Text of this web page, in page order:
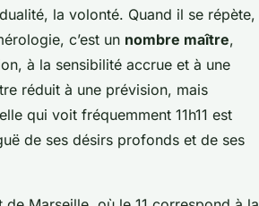
la volonté. Quand il se répète,
c’est un nombre maître,
à la sensibilité accrue et à une
réduit à une prévision, mais
qui voit fréquemment 11h11 est
de ses désirs profonds et de ses